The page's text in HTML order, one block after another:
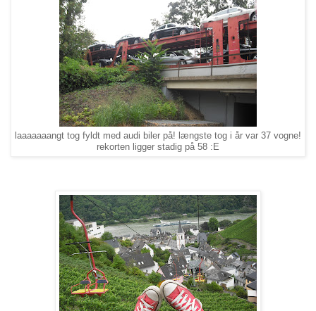
laaaaaaangt tog fyldt med audi biler på! længste tog i år var 37 vogne!
rekorten ligger stadig på 58 :E